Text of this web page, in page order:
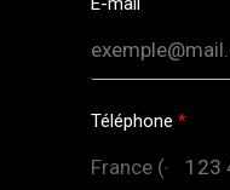
Téléphone